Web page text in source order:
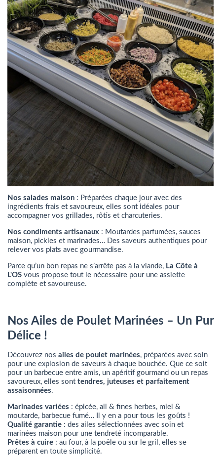
Nos salades maison : Préparées chaque jour avec des
ingrédients frais et savoureux, elles sont idéales pour
accompagner vos grillades, rôtis et charcuteries.
Nos condiments artisanaux : Moutardes parfumées, sauces
maison, pickles et marinades… Des saveurs authentiques pour
relever vos plats avec gourmandise.
Parce qu’un bon repas ne s’arrête pas à la viande, La Côte à
L'OS vous propose tout le nécessaire pour une assiette
complète et savoureuse.
Nos Ailes de Poulet Marinées – Un Pur
Délice !
Découvrez nos ailes de poulet marinées, préparées avec soin
pour une explosion de saveurs à chaque bouchée. Que ce soit
pour un barbecue entre amis, un apéritif gourmand ou un repas
savoureux, elles sont tendres, juteuses et parfaitement
assaisonnées.
Marinades variées : épicée, ail & fines herbes, miel &
moutarde, barbecue fumé… Il y en a pour tous les goûts !
Qualité garantie : des ailes sélectionnées avec soin et
marinées maison pour une tendreté incomparable.
Prêtes à cuire : au four, à la poêle ou sur le gril, elles se
préparent en toute simplicité.